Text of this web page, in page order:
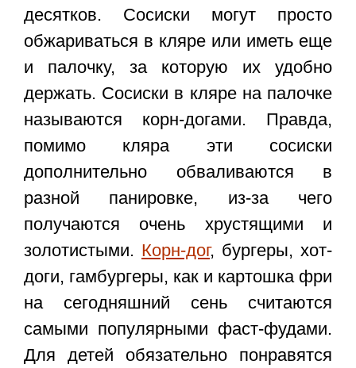
десятков. Сосиски могут просто
обжариваться в кляре или иметь еще
и палочку, за которую их удобно
держать. Сосиски в кляре на палочке
называются корн-догами. Правда,
помимо кляра эти сосиски
дополнительно обваливаются в
разной панировке, из-за чего
получаются очень хрустящими и
золотистыми. Корн-дог, бургеры, хот-
доги, гамбургеры, как и картошка фри
на сегодняшний сень считаются
самыми популярными фаст-фудами.
Для детей обязательно понравятся